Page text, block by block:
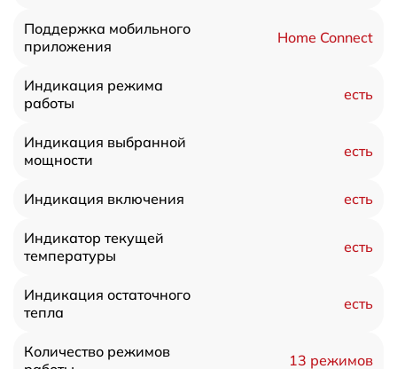
Поддержка мобильного
приложения
Home Connect
Индикация режима
работы
есть
Индикация выбранной
мощности
есть
Индикация включения есть
Индикатор текущей
температуры
есть
Индикация остаточного
тепла
есть
Количество режимов
13 режимов